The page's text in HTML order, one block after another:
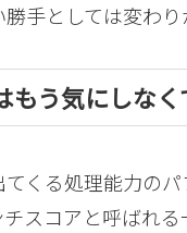
手としては変わり
う気にしなく
くる処理能力の
スコアと呼ばれる